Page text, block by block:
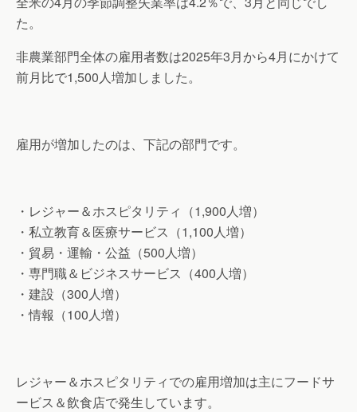
た。
非農業部門全体の雇用者数は2025年3月から4月にかけて
前月比で1,500人増加しました。
雇用が増加したのは、下記の部門です。
・レジャー＆ホスピタリティ（1,900人増）
・私立教育＆医療サービス（1,100人増）
・貿易・運輸・公益（500人増）
・専門職＆ビジネスサービス（400人増）
・建設（300人増）
・情報（100人増）
レジャー＆ホスピタリティでの雇用増加は主にフードサ
ービス＆飲食店で発生しています。